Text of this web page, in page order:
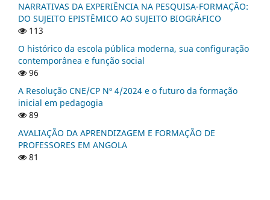
NARRATIVAS DA EXPERIÊNCIA NA PESQUISA-FORMAÇÃO:
DO SUJEITO EPISTÊMICO AO SUJEITO BIOGRÁFICO
113
O histórico da escola pública moderna, sua configuração
contemporânea e função social
96
A Resolução CNE/CP Nº 4/2024 e o futuro da formação
inicial em pedagogia
89
AVALIAÇÃO DA APRENDIZAGEM E FORMAÇÃO DE
PROFESSORES EM ANGOLA
81